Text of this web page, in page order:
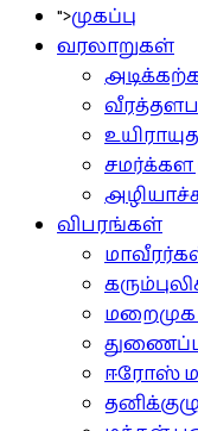
">முகப்பு
வரலாறுகள்
விபரங்கள்
ஈரோஸ்